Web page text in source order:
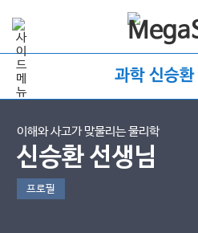
과학 신승환
이해와 사고가 맞물리는 물리학
신승환 선생님
프로필